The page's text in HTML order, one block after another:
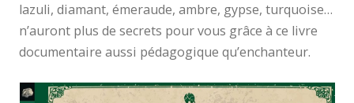
lazuli, diamant, émeraude, ambre, gypse, turquoise…
n’auront plus de secrets pour vous grâce à ce livre
documentaire aussi pédagogique qu’enchanteur.